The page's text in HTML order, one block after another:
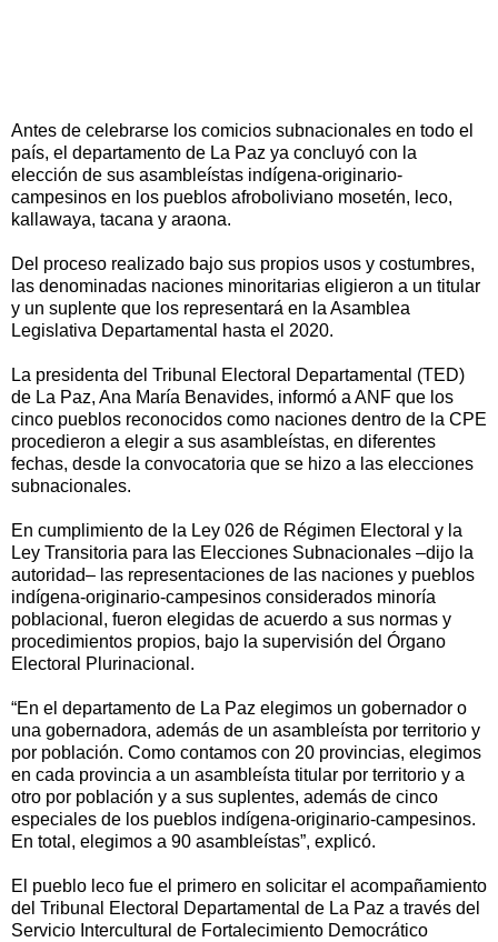
Antes de celebrarse los comicios subnacionales en todo el
país, el departamento de La Paz ya concluyó con la
elección de sus asambleístas indígena-originario-
campesinos en los pueblos afroboliviano mosetén, leco,
kallawaya, tacana y araona.
Del proceso realizado bajo sus propios usos y costumbres,
las denominadas naciones minoritarias eligieron a un titular
y un suplente que los representará en la Asamblea
Legislativa Departamental hasta el 2020.
La presidenta del Tribunal Electoral Departamental (TED)
de La Paz, Ana María Benavides, informó a ANF que los
cinco pueblos reconocidos como naciones dentro de la CPE
procedieron a elegir a sus asambleístas, en diferentes
fechas, desde la convocatoria que se hizo a las elecciones
subnacionales.
En cumplimiento de la Ley 026 de Régimen Electoral y la
Ley Transitoria para las Elecciones Subnacionales –dijo la
autoridad– las representaciones de las naciones y pueblos
indígena-originario-campesinos considerados minoría
poblacional, fueron elegidas de acuerdo a sus normas y
procedimientos propios, bajo la supervisión del Órgano
Electoral Plurinacional.
“En el departamento de La Paz elegimos un gobernador o
una gobernadora, además de un asambleísta por territorio y
por población. Como contamos con 20 provincias, elegimos
en cada provincia a un asambleísta titular por territorio y a
otro por población y a sus suplentes, además de cinco
especiales de los pueblos indígena-originario-campesinos.
En total, elegimos a 90 asambleístas”, explicó.
El pueblo leco fue el primero en solicitar el acompañamiento
del Tribunal Electoral Departamental de La Paz a través del
Servicio Intercultural de Fortalecimiento Democrático